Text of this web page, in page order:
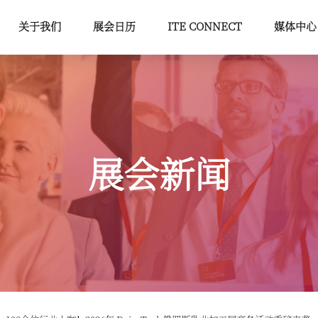
关于我们 展会日历 ITE CONNECT 媒体中心
展会新闻